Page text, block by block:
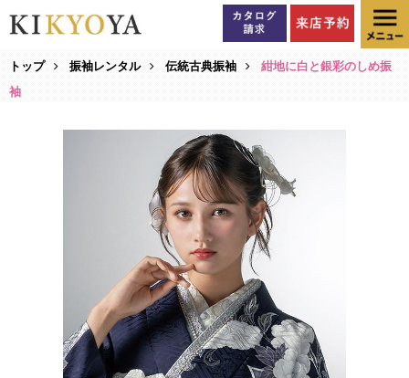
トップ 振袖レンタル 伝統古典振袖
紺地に白と銀彩のしめ振
袖